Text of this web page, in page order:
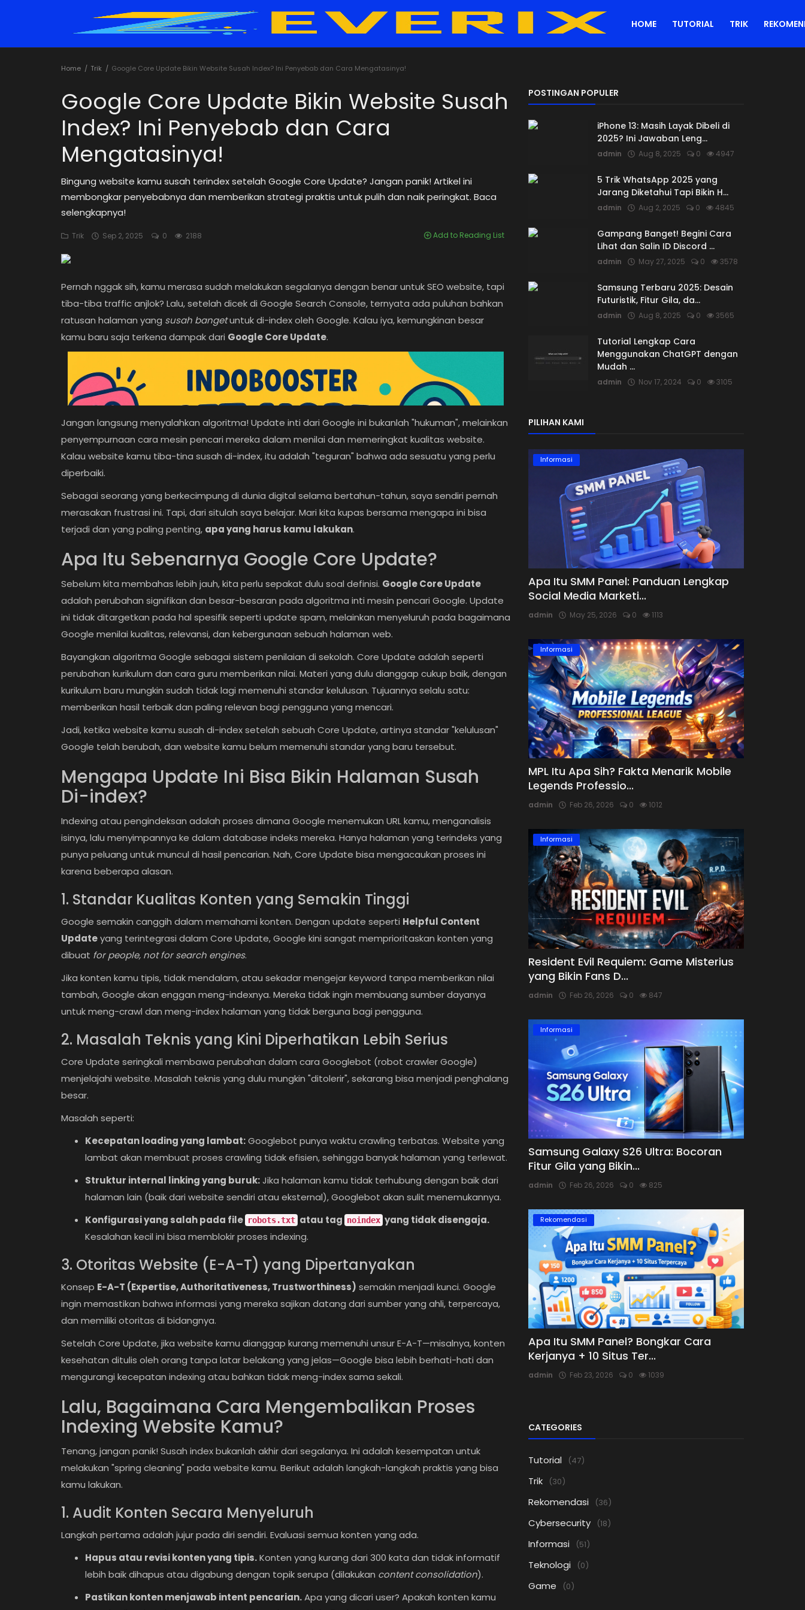
HOME TUTORIAL TRIK
Rekomendasi
Home Trik Google Core Update Bikin Website Susah Index? Ini Penyebab dan Cara Mengatasinya!
Google Core Update Bikin Website Susah
Index? Ini Penyebab dan Cara
Mengatasinya!
Bingung website kamu susah terindex setelah Google Core Update? Jangan panik! Artikel ini
membongkar penyebabnya dan memberikan strategi praktis untuk pulih dan naik peringkat. Baca
selengkapnya!
Trik Sep 2, 2025 0 2188 Add to Reading List
Pernah nggak sih, kamu merasa sudah melakukan segalanya dengan benar untuk SEO website, tapi
tiba-tiba traffic anjlok? Lalu, setelah dicek di Google Search Console, ternyata ada puluhan bahkan
ratusan halaman yang susah bangetuntuk di-index oleh Google. Kalau iya, kemungkinan besar
kamu baru saja terkena dampak dari Google Core Update.
Jangan langsung menyalahkan algoritma! Update inti dari Google ini bukanlah "hukuman", melainkan
penyempurnaan cara mesin pencari mereka dalam menilai dan memeringkat kualitas website.
Kalau website kamu tiba-tina susah di-index, itu adalah "teguran" bahwa ada sesuatu yang perlu
diperbaiki.
Sebagai seorang yang berkecimpung di dunia digital selama bertahun-tahun, saya sendiri pernah
merasakan frustrasi ini. Tapi, dari situlah saya belajar. Mari kita kupas bersama mengapa ini bisa
terjadi dan yang paling penting, apa yang harus kamu lakukan.
Apa Itu Sebenarnya Google Core Update?
Sebelum kita membahas lebih jauh, kita perlu sepakat dulu soal definisi. Google Core Update
adalah perubahan signifikan dan besar-besaran pada algoritma inti mesin pencari Google. Update
ini tidak ditargetkan pada hal spesifik seperti update spam, melainkan menyeluruh pada bagaimana
Google menilai kualitas, relevansi, dan kebergunaan sebuah halaman web.
Bayangkan algoritma Google sebagai sistem penilaian di sekolah. Core Update adalah seperti
perubahan kurikulum dan cara guru memberikan nilai. Materi yang dulu dianggap cukup baik, dengan
kurikulum baru mungkin sudah tidak lagi memenuhi standar kelulusan. Tujuannya selalu satu:
memberikan hasil terbaik dan paling relevan bagi pengguna yang mencari.
Jadi, ketika website kamu susah di-index setelah sebuah Core Update, artinya standar "kelulusan"
Google telah berubah, dan website kamu belum memenuhi standar yang baru tersebut.
Mengapa Update Ini Bisa Bikin Halaman Susah
Di-index?
Indexing atau pengindeksan adalah proses dimana Google menemukan URL kamu, menganalisis
isinya, lalu menyimpannya ke dalam database indeks mereka. Hanya halaman yang terindeks yang
punya peluang untuk muncul di hasil pencarian. Nah, Core Update bisa mengacaukan proses ini
karena beberapa alasan.
1. Standar Kualitas Konten yang Semakin Tinggi
Google semakin canggih dalam memahami konten. Dengan update seperti Helpful Content
Updateyang terintegrasi dalam Core Update, Google kini sangat memprioritaskan konten yang
dibuat for people, not for search engines.
Jika konten kamu tipis, tidak mendalam, atau sekadar mengejar keyword tanpa memberikan nilai
tambah, Google akan enggan meng-indexnya. Mereka tidak ingin membuang sumber dayanya
untuk meng-crawl dan meng-index halaman yang tidak berguna bagi pengguna.
2. Masalah Teknis yang Kini Diperhatikan Lebih Serius
Core Update seringkali membawa perubahan dalam cara Googlebot (robot crawler Google)
menjelajahi website. Masalah teknis yang dulu mungkin "ditolerir", sekarang bisa menjadi penghalang
besar.
Masalah seperti:
Kecepatan loading yang lambat:Googlebot punya waktu crawling terbatas. Website yang
lambat akan membuat proses crawling tidak efisien, sehingga banyak halaman yang terlewat.
Struktur internal linking yang buruk:Jika halaman kamu tidak terhubung dengan baik dari
halaman lain (baik dari website sendiri atau eksternal), Googlebot akan sulit menemukannya.
Konfigurasi yang salah pada file robots.txt atau tag noindex yang tidak disengaja.
Kesalahan kecil ini bisa memblokir proses indexing.
3. Otoritas Website (E-A-T) yang Dipertanyakan
Konsep E-A-T (Expertise, Authoritativeness, Trustworthiness) semakin menjadi kunci. Google
ingin memastikan bahwa informasi yang mereka sajikan datang dari sumber yang ahli, terpercaya,
dan memiliki otoritas di bidangnya.
Setelah Core Update, jika website kamu dianggap kurang memenuhi unsur E-A-T—misalnya, konten
kesehatan ditulis oleh orang tanpa latar belakang yang jelas—Google bisa lebih berhati-hati dan
mengurangi kecepatan indexing atau bahkan tidak meng-index sama sekali.
Lalu, Bagaimana Cara Mengembalikan Proses
Indexing Website Kamu?
Tenang, jangan panik! Susah index bukanlah akhir dari segalanya. Ini adalah kesempatan untuk
melakukan "spring cleaning" pada website kamu. Berikut adalah langkah-langkah praktis yang bisa
kamu lakukan.
1. Audit Konten Secara Menyeluruh
Langkah pertama adalah jujur pada diri sendiri. Evaluasi semua konten yang ada.
Hapus atau revisi konten yang tipis.Konten yang kurang dari 300 kata dan tidak informatif
lebih baik dihapus atau digabung dengan topik serupa (dilakukan content consolidation).
Pastikan konten menjawab intent pencarian.Apa yang dicari user? Apakah konten kamu
POSTINGAN POPULER
iPhone 13: Masih Layak Dibeli di
2025? Ini Jawaban Leng...
admin Aug 8, 2025 0 4947
5 Trik WhatsApp 2025 yang
Jarang Diketahui Tapi Bikin H...
admin Aug 2, 2025 0 4845
Gampang Banget! Begini Cara
Lihat dan Salin ID Discord ...
admin May 27, 2025 0 3578
Samsung Terbaru 2025: Desain
Futuristik, Fitur Gila, da...
admin Aug 8, 2025 0 3565
Tutorial Lengkap Cara
Menggunakan ChatGPT dengan
Mudah ...
admin Nov 17, 2024 0 3105
PILIHAN KAMI
Informasi
Apa Itu SMM Panel: Panduan Lengkap
Social Media Marketi...
admin May 25, 2026 0 1113
Informasi
MPL Itu Apa Sih? Fakta Menarik Mobile
Legends Professio...
admin Feb 26, 2026 0 1012
Informasi
Resident Evil Requiem: Game Misterius
yang Bikin Fans D...
admin Feb 26, 2026 0 847
Informasi
Samsung Galaxy S26 Ultra: Bocoran
Fitur Gila yang Bikin...
admin Feb 26, 2026 0 825
Rekomendasi
Apa Itu SMM Panel? Bongkar Cara
Kerjanya + 10 Situs Ter...
admin Feb 23, 2026 0 1039
CATEGORIES
Tutorial (47)
Trik (30)
Rekomendasi (36)
Cybersecurity (18)
Informasi (51)
Teknologi (0)
Game (0)